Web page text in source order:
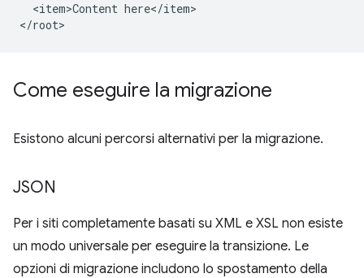
<item>Content here</item>
Come eseguire la migrazione
Esistono alcuni percorsi alternativi per la migrazione.
JSON
Per i siti completamente basati su XML e XSL non esiste
un modo universale per eseguire la transizione. Le
opzioni di migrazione includono lo spostamento della